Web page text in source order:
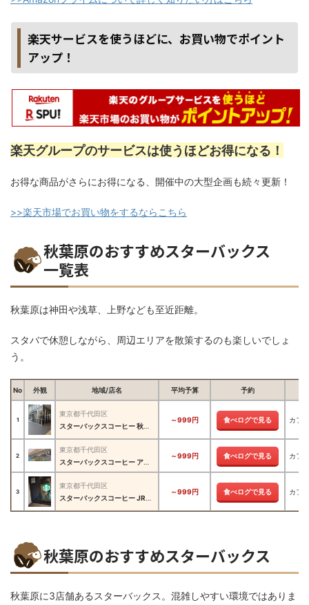
楽天サービスを使うほどに、お買い物でポイント
アップ！
楽天グループのサービスは使うほどお得になる！
お得な商品がさらにお得になる、開催中の大型企画も続々更新！
>>楽天市場でお買い物をするならこちら
秋葉原のおすすめスターバックス
一覧表
秋葉原は神田や浅草、上野なども至近距離。
スタバで休憩しながら、周辺エリアを散策するのも楽しいでしょ
う。
No 外観 地域/店名 平均予算 予約
1
東京都千代田区
スターバックスコーヒー 秋葉原駅前店
～999円 食べログで見る カフェ
2
東京都千代田区
スターバックスコーヒー アトレ秋葉原1店
～999円 食べログで見る カフェ
3
東京都千代田区
スターバックスコーヒー JR東日本ホテルメッツ 秋葉原店
～999円 食べログで見る カフェ
秋葉原のおすすめスターバックス
秋葉原に3店舗あるスターバックス。混雑しやすい環境ではありま